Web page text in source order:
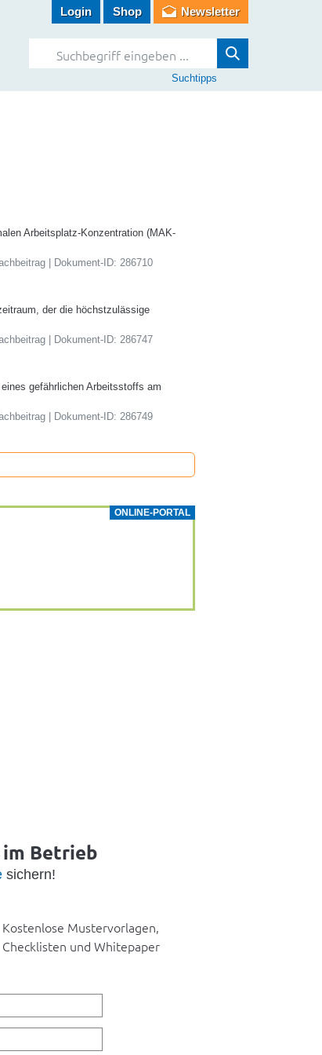
Login Shop Newsletter
Suchtipps
Arbeitsplatz-Konzentration (MAK-
| Dokument-ID: 286710
der die höchstzulässige
| Dokument-ID: 286747
gefährlichen Arbeitsstoffs am
| Dokument-ID: 286749
ONLINE-PORTAL
Betrieb
sichern!
Kostenlose Mustervorlagen,
Checklisten und Whitepaper